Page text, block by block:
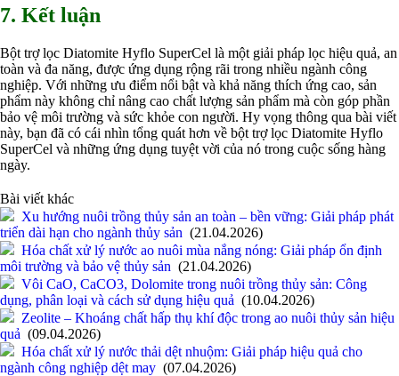
7. Kết luận
Bột trợ lọc Diatomite Hyflo SuperCel là một giải pháp lọc hiệu quả, an
toàn và đa năng, được ứng dụng rộng rãi trong nhiều ngành công
nghiệp. Với những ưu điểm nổi bật và khả năng thích ứng cao, sản
phẩm này không chỉ nâng cao chất lượng sản phẩm mà còn góp phần
bảo vệ môi trường và sức khỏe con người. Hy vọng thông qua bài viết
này, bạn đã có cái nhìn tổng quát hơn về bột trợ lọc Diatomite Hyflo
SuperCel và những ứng dụng tuyệt vời của nó trong cuộc sống hàng
ngày.
Bài viết khác
Xu hướng nuôi trồng thủy sản an toàn – bền vững: Giải pháp phát
triển dài hạn cho ngành thủy sản (21.04.2026)
Hóa chất xử lý nước ao nuôi mùa nắng nóng: Giải pháp ổn định
môi trường và bảo vệ thủy sản (21.04.2026)
Vôi CaO, CaCO3, Dolomite trong nuôi trồng thủy sản: Công
dụng, phân loại và cách sử dụng hiệu quả (10.04.2026)
Zeolite – Khoáng chất hấp thụ khí độc trong ao nuôi thủy sản hiệu
quả (09.04.2026)
Hóa chất xử lý nước thải dệt nhuộm: Giải pháp hiệu quả cho
ngành công nghiệp dệt may (07.04.2026)